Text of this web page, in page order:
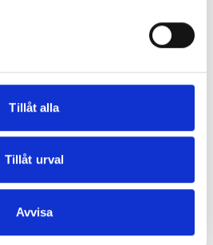
Tillåt alla
Tillåt urval
Avvisa